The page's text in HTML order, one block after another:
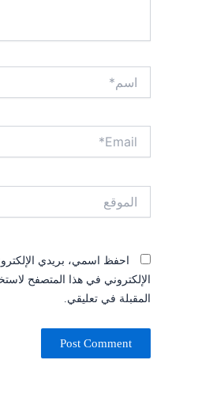
احفظ اسمي، بريدي
الإلكتروني في هذا المتصفح
المقبلة في تعليقي.